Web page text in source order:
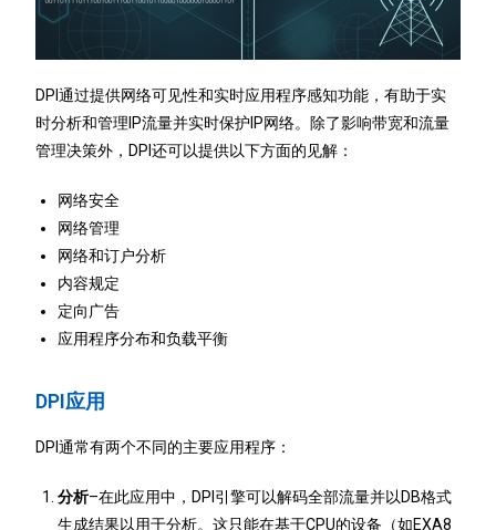
DPI通过提供网络可见性和实时应用程序感知功能，有助于实
时分析和管理IP流量并实时保护IP网络。除了影响带宽和流量
管理决策外，DPI还可以提供以下方面的见解：
网络安全
网络管理
网络和订户分析
内容规定
定向广告
应用程序分布和负载平衡
DPI应用
DPI通常有两个不同的主要应用程序：
分析–在此应用中，DPI引擎可以解码全部流量并以DB格式
生成结果以用于分析。这只能在基于CPU的设备（如EXA8